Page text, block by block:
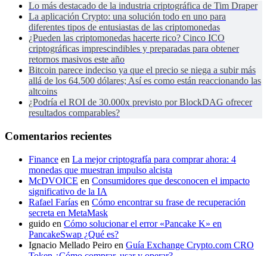
Lo más destacado de la industria criptográfica de Tim Draper
La aplicación Crypto: una solución todo en uno para
diferentes tipos de entusiastas de las criptomonedas
¿Pueden las criptomonedas hacerte rico? Cinco ICO
criptográficas imprescindibles y preparadas para obtener
retornos masivos este año
Bitcoin parece indeciso ya que el precio se niega a subir más
allá de los 64.500 dólares; Así es como están reaccionando las
altcoins
¿Podría el ROI de 30.000x previsto por BlockDAG ofrecer
resultados comparables?
Comentarios recientes
Finance en La mejor criptografía para comprar ahora: 4
monedas que muestran impulso alcista
McDVOICE en Consumidores que desconocen el impacto
significativo de la IA
Rafael Farías en Cómo encontrar su frase de recuperación
secreta en MetaMask
guido en Cómo solucionar el error «Pancake K» en
PancakeSwap ¿Qué es?
Ignacio Mellado Peiro en Guía Exchange Crypto.com CRO